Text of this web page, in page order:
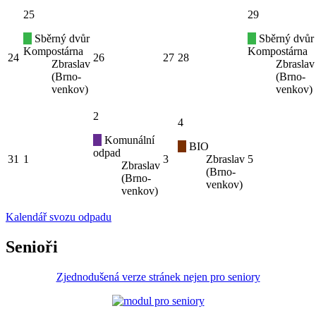
24
25
Sběrný dvůr
Kompostárna
Zbraslav
(Brno-
venkov)
26 27 28
29
Sběrný dvůr
Kompostárna
Zbraslav
(Brno-
venkov)
31 1
2
Komunální
odpad
Zbraslav
(Brno-
venkov)
3
4
BIO
Zbraslav
(Brno-
venkov)
5
Kalendář svozu odpadu
Senioři
Zjednodušená verze stránek nejen pro seniory